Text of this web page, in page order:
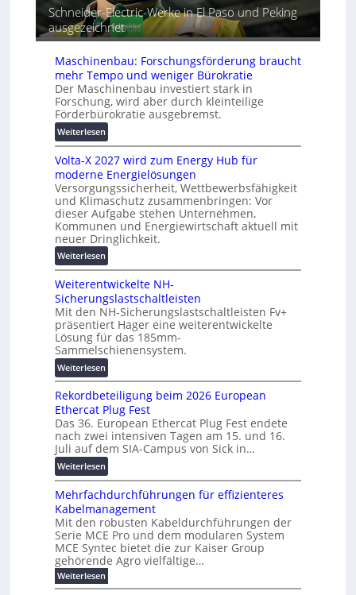
a
t
i
i
e
r
u
n
g
s
ö
s
u
n
g
e
n
e
i
h
G
e
r
t
e
s
c
h
u
t
z
u
n
d
d
i
g
i
a
l
e
T
r
a
n
s
p
a
r
e
n
z
Schneider-Electric-Werke in El Paso und Peking
ausgezeichnet
Maschinenbau: Forschungsförderung braucht
mehr Tempo und weniger Bürokratie
Der Maschinenbau investiert stark in
Forschung, wird aber durch kleinteilige
Förderbürokratie ausgebremst.
Weiterlesen:
M
a
s
c
h
i
n
e
n
b
a
u
:
F
o
r
s
h
u
n
g
s
f
r
d
e
r
u
n
g
Volta-X 2027 wird zum Energy Hub für
moderne Energielösungen
Versorgungssicherheit, Wettbewerbsfähigkeit
und Klimaschutz zusammenbringen: Vor
dieser Aufgabe stehen Unternehmen,
Kommunen und Energiewirtschaft aktuell mit
neuer Dringlichkeit.
Weiterlesen:
V
o
l
t
a
-
X
2
0
2
7
w
i
r
d
z
u
m
E
n
e
r
g
Weiterentwickelte NH-
Sicherungslastschaltleisten
Mit den NH-Sicherungslastschaltleisten Fv+
präsentiert Hager eine weiterentwickelte
Lösung für das 185mm-
Sammelschienensystem.
Weiterlesen:
W
e
i
t
e
r
e
n
t
w
i
c
k
e
l
Rekordbeteiligung beim 2026 European
Ethercat Plug Fest
Das 36. European Ethercat Plug Fest endete
nach zwei intensiven Tagen am 15. und 16.
Juli auf dem SIA-Campus von Sick in…
Weiterlesen:
R
e
k
o
r
d
b
e
Mehrfachdurchführungen für effizienteres
Kabelmanagement
Mit den robusten Kabeldurchführungen der
Serie MCE Pro und dem modularen System
MCE Syntec bietet die zur Kaiser Group
gehörende Agro vielfältige…
Weiterlesen:
M